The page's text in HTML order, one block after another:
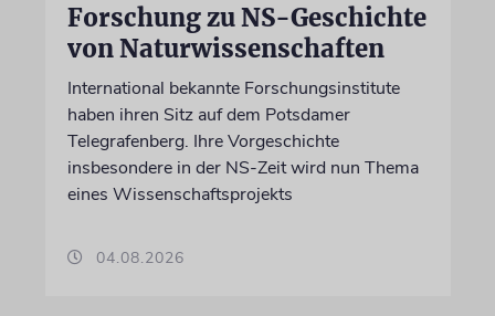
Forschung zu NS-Geschichte
von Naturwissenschaften
International bekannte Forschungsinstitute
haben ihren Sitz auf dem Potsdamer
Telegrafenberg. Ihre Vorgeschichte
insbesondere in der NS-Zeit wird nun Thema
eines Wissenschaftsprojekts
04.08.2026